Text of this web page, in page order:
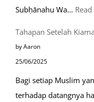
Subḥānahu Wa…
Tahapan Setelah
by Aaron
25/06/2025
Bagi setiap Muslim
terhadap datangnya